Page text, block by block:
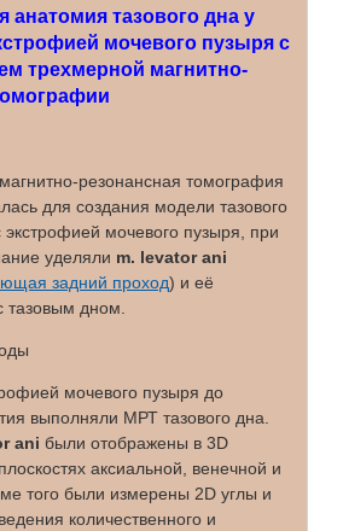
анатомия тазового дна у
мочевого пузыря с
трехмерной магнитно-
резонансная томография
для создания модели тазового
экстрофией мочевого пузыря, при
уделяли m. levator ani
задний проход) и её
тазовым дном.
мочевого пузыря до
выполняли МРТ тазового дна.
ani были отображены в 3D
аксиальной, венечной и
того были измерены 2D углы и
количественного и